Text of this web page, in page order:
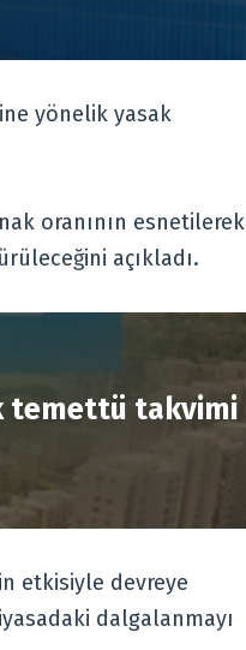
yönelik yasak
oranının esnetilerek
açıkladı.
temettü takvimi
etkisiyle devreye
dalgalanmayı